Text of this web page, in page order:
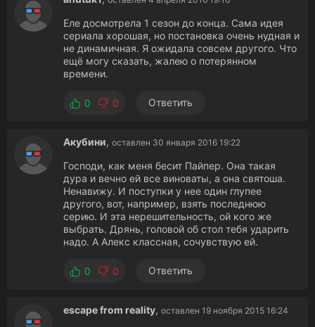
Еле досмотрела 1 сезон до конца. Сама идея
сериала хорошая, но постановка очень нудная и
не динамичная. Я ожидала совсем другого. Что
ещё могу сказать, жалею о потерянном
времени.
0 0 Ответить
Акубини, оставлен 30 января 2016 19:22
Господи, как меня бесит Пайпер. Она такая
дура и вечно ей все виноваты, а она святоша.
Ненавижу. И поступки у нее один глупее
другого, вот, например, взять последнюю
серию. И эта нерешительность, ой кого же
выбрать. Дрянь, головой об стол тебя ударить
надо. А Алекс классная, сочувствую ей.
0 0 Ответить
escape from reality, оставлен 19 ноября 2015 16:24